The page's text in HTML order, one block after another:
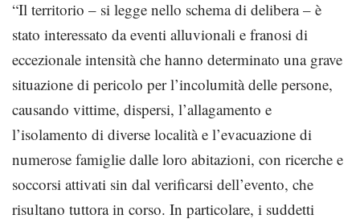
“Il territorio – si legge nello schema di delibera – è
stato interessato da eventi alluvionali e franosi di
eccezionale intensità che hanno determinato una grave
situazione di pericolo per l’incolumità delle persone,
causando vittime, dispersi, l’allagamento e
l’isolamento di diverse località e l’evacuazione di
numerose famiglie dalle loro abitazioni, con ricerche e
soccorsi attivati sin dal verificarsi dell’evento, che
risultano tuttora in corso. In particolare, i suddetti